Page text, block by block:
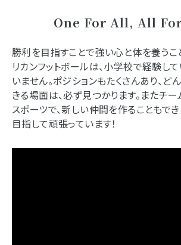
One For All, All
勝利を目指すことで強い心と体を養うこ
リカンフットボールは、小学校で経験し
いません。ポジションもたくさんあり、
きる場面は、必ず見つかります。またチ
スポーツで、新しい仲間を作ることもで
目指して頑張っています！